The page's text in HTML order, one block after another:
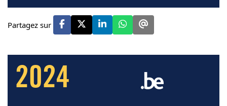
Partagez sur
2024